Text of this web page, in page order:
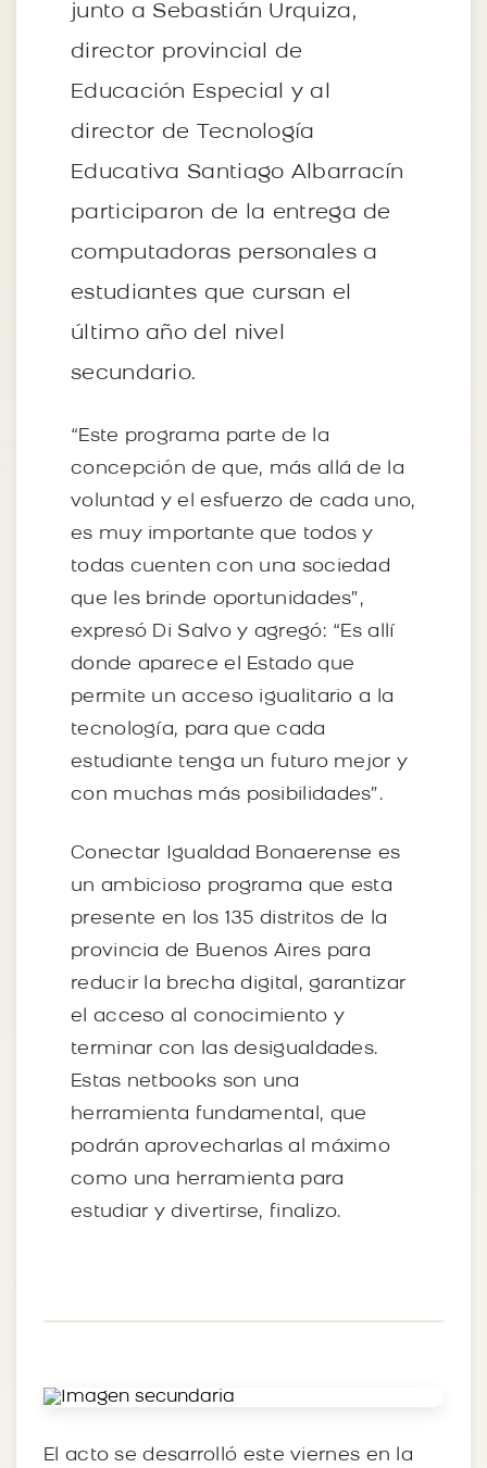
junto a Sebastián Urquiza,
director provincial de
Educación Especial y al
director de Tecnología
Educativa Santiago Albarracín
participaron de la entrega de
computadoras personales a
estudiantes que cursan el
último año del nivel
secundario.
“Este programa parte de la
concepción de que, más allá de la
voluntad y el esfuerzo de cada uno,
es muy importante que todos y
todas cuenten con una sociedad
que les brinde oportunidades”,
expresó Di Salvo y agregó: “Es allí
donde aparece el Estado que
permite un acceso igualitario a la
tecnología, para que cada
estudiante tenga un futuro mejor y
con muchas más posibilidades”.
Conectar Igualdad Bonaerense es
un ambicioso programa que esta
presente en los 135 distritos de la
provincia de Buenos Aires para
reducir la brecha digital, garantizar
el acceso al conocimiento y
terminar con las desigualdades.
Estas netbooks son una
herramienta fundamental, que
podrán aprovecharlas al máximo
como una herramienta para
estudiar y divertirse, finalizo.
El acto se desarrolló este viernes en la